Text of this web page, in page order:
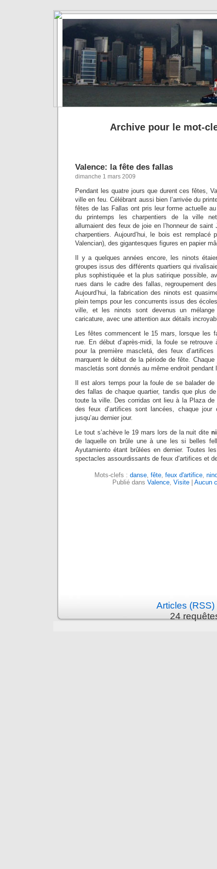
Archive pour le mot-
Valence: la fête des fallas
dimanche 1 mars 2009
Pendant les quatre jours que durent ces fêtes,
ville en feu. Célébrant aussi bien l’arrivée du
fêtes de las Fallas ont pris leur forme actuelle au
du printemps les charpentiers de la ville
allumaient des feux de joie en l’honneur de
charpentiers. Aujourd’hui, le bois est remplacé
Valencian), des gigantesques figures en papier
Il y a quelques années encore, les ninots
groupes issus des différents quartiers qui
plus sophistiquée et la plus satirique possible,
rues dans le cadre des fallas, regroupement
Aujourd’hui, la fabrication des ninots est
plein temps pour les concurrents issus des
ville, et les ninots sont devenus un mélange
caricature, avec une attention aux détails
Les fêtes commencent le 15 mars, lorsque les
rue. En début d’après-midi, la foule se
pour la première mascletá, des feux d’artifices
marquent le début de la période de fête.
mascletás sont donnés au même endroit pendant
Il est alors temps pour la foule de se balader
des fallas de chaque quartier, tandis que plus
toute la ville. Des corridas ont lieu à la Plaza
des feux d’artifices sont lancées, chaque
jusqu’au dernier jour.
Le tout s’achève le 19 mars lors de la nuit dite
de laquelle on brûle une à une les si belles
Ayutamiento étant brûlées en dernier. Toutes
spectacles assourdissants de feux d’artifices et
Mots-clefs : danse, fête, feux d'artifice,
Publié dans Valence, Visite Aucun
Articles (RSS)
24